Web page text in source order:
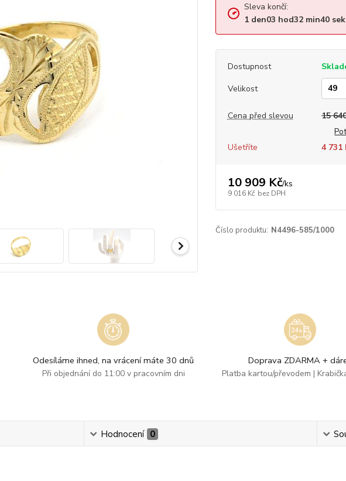
Sleva končí:
1 den03 hod32min40sek
Dostupnost
Velikost
Cena před slevou
15
Ušetříte
4 731
10 909 Kč/ks
9 016 Kč bez DPH
Číslo produktu: N4496-585/1000
Odesíláme ihned, na vrácení máte 30 dnů
Při objednání do 11:00 v pracovním dni
Doprava ZDARMA +
Platba kartou/převodem |
Hodnocení 0